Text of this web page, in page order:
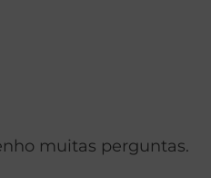
muitas perguntas.